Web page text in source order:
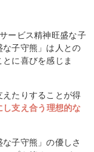
ービス精神旺盛な子
子守熊」は人との
に喜びを感じま
えたりすることが得
支え合う理想的な
子守熊」の優しさ